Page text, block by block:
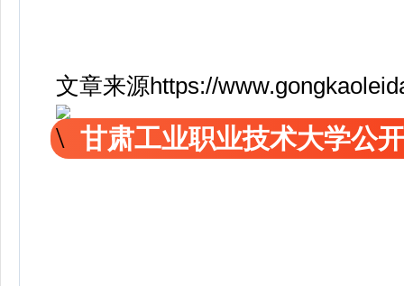
文章来源https://
甘肃工业职业技术大学公